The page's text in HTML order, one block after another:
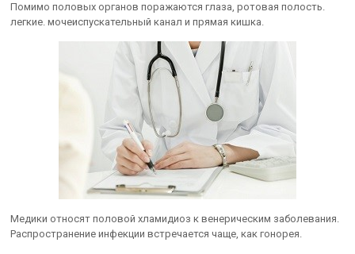
Помимо половых органов поражаются глаза, ротовая полость.
легкие. мочеиспускательный канал и прямая кишка.
Медики относят половой хламидиоз к венерическим заболевания.
Распространение инфекции встречается чаще, как гонорея.